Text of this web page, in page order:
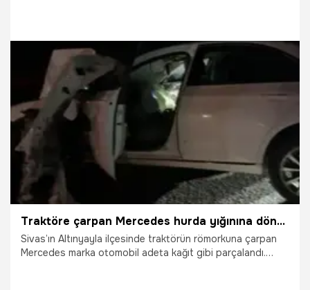
2.07.2026 Samsun
Traktöre çarpan Mercedes hurda yığınına döndü
Sivas’ın Altınyayla ilçesinde traktörün römorkuna çarpan
Mercedes marka otomobil adeta kağıt gibi parçalandı.